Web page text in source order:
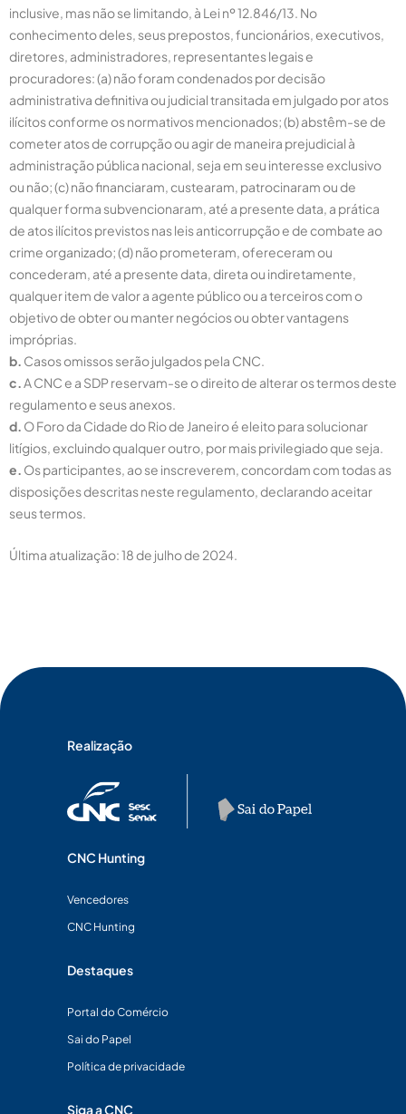
inclusive, mas não se limitando, à Lei nº 12.846/13. No
conhecimento deles, seus prepostos, funcionários, executivos,
diretores, administradores, representantes legais e
procuradores: (a) não foram condenados por decisão
administrativa definitiva ou judicial transitada em julgado por atos
ilícitos conforme os normativos mencionados; (b) abstêm-se de
cometer atos de corrupção ou agir de maneira prejudicial à
administração pública nacional, seja em seu interesse exclusivo
ou não; (c) não financiaram, custearam, patrocinaram ou de
qualquer forma subvencionaram, até a presente data, a prática
de atos ilícitos previstos nas leis anticorrupção e de combate ao
crime organizado; (d) não prometeram, ofereceram ou
concederam, até a presente data, direta ou indiretamente,
qualquer item de valor a agente público ou a terceiros com o
objetivo de obter ou manter negócios ou obter vantagens
impróprias.
b. Casos omissos serão julgados pela CNC.
c.A CNC e a SDP reservam-se o direito de alterar os termos deste
regulamento e seus anexos.
d. O Foro da Cidade do Rio de Janeiro é eleito para solucionar
litígios, excluindo qualquer outro, por mais privilegiado que seja.
e. Os participantes, ao se inscreverem, concordam com todas as
disposições descritas neste regulamento, declarando aceitar
seus termos.
Última atualização: 18 de julho de 2024.
Realização
CNC Hunting
Vencedores
CNC Hunting
Destaques
Portal do Comércio
Sai do Papel
Política de privacidade
Siga a CNC